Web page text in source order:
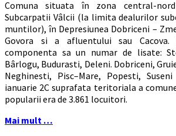
Comuna situata în zona central-
Subcarpatii Vâlcii (la limita dealurilor
muntilor), în Depresiunea Dobriceni –
Govora si a afluentului sau
componenta sa un numar de lisate:
Bârlogu, Budurasti, Deleni. Dobriceni,
Neghinesti, Pisc–Mare, Popesti,
ianuarie 2C suprafata teritoriala a
popularii era de 3.861 locuitori.
Mai mult …